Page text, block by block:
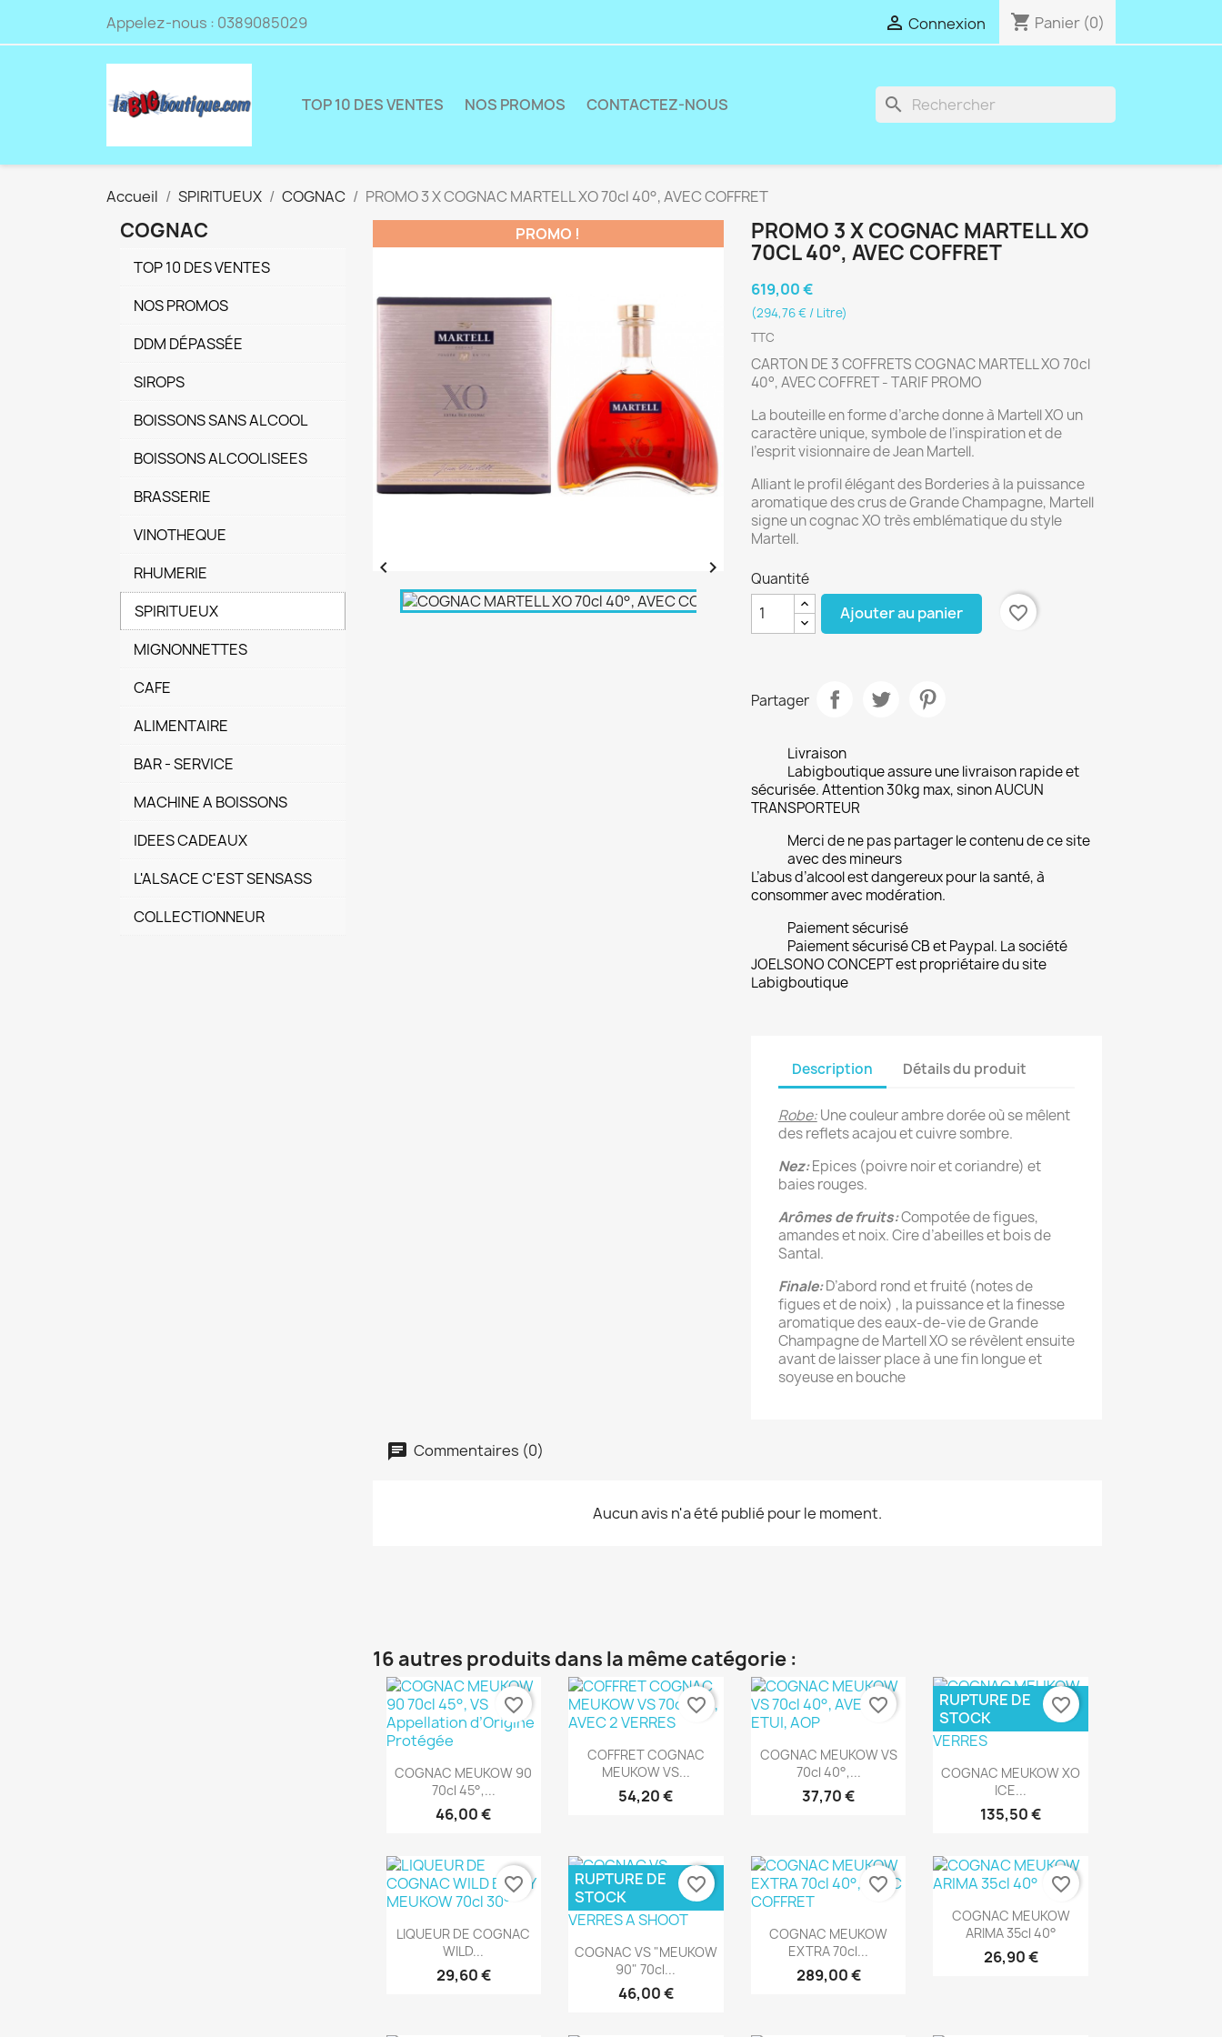
Appelez-nous : 0389085029  Connexion shopping_cart Panier (0)
TOP 10 DES VENTES NOS PROMOS CONTACTEZ-NOUS search
Accueil SPIRITUEUX COGNAC PROMO 3 X COGNAC MARTELL XO 70cl 40°, AVEC COFFRET
COGNAC
TOP 10 DES VENTES
NOS PROMOS
DDM DÉPASSÉE
SIROPS
BOISSONS SANS ALCOOL
BOISSONS ALCOOLISEES
BRASSERIE
VINOTHEQUE
RHUMERIE
SPIRITUEUX
MIGNONNETTES
CAFE
ALIMENTAIRE
BAR - SERVICE
MACHINE A BOISSONS
IDEES CADEAUX
L'ALSACE C'EST SENSASS
COLLECTIONNEUR
PROMO !
 
PROMO 3 X COGNAC MARTELL XO
70CL 40°, AVEC COFFRET
619,00 €
(294,76 € / Litre)
TTC
CARTON DE 3 COFFRETS COGNAC MARTELL XO 70cl
40°, AVEC COFFRET - TARIF PROMO
La bouteille en forme d’arche donne à Martell XO un
caractère unique, symbole de l’inspiration et de
l’esprit visionnaire de Jean Martell.
Alliant le profil élégant des Borderies à la puissance
aromatique des crus de Grande Champagne, Martell
signe un cognac XO très emblématique du style
Martell.
Quantité
Ajouter au panier favorite_border
Partager
Livraison
Labigboutique assure une livraison rapide et
sécurisée. Attention 30kg max, sinon AUCUN
TRANSPORTEUR
Merci de ne pas partager le contenu de ce site
avec des mineurs
L’abus d’alcool est dangereux pour la santé, à
consommer avec modération.
Paiement sécurisé
Paiement sécurisé CB et Paypal. La société
JOELSONO CONCEPT est propriétaire du site
Labigboutique
Description Détails du produit
Robe:Une couleur ambre dorée où se mêlent
des reflets acajou et cuivre sombre.
Nez:Epices (poivre noir et coriandre) et
baies rouges.
Arômes de fruits:Compotée de figues,
amandes et noix. Cire d’abeilles et bois de
Santal.
Finale:D’abord rond et fruité (notes de
figues et de noix) , la puissance et la finesse
aromatique des eaux-de-vie de Grande
Champagne de Martell XO se révèlent ensuite
avant de laisser place à une fin longue et
soyeuse en bouche
Commentaires (0)
Aucun avis n'a été publié pour le moment.
16 autres produits dans la même catégorie :
Aperçu rapide
COGNAC MEUKOW 90
70cl 45°,...
46,00 €
favorite_border
Aperçu rapide
COFFRET COGNAC
MEUKOW VS...
54,20 €
favorite_border
Aperçu rapide
COGNAC MEUKOW VS
70cl 40°,...
37,70 €
favorite_border
Aperçu rapide
COGNAC MEUKOW XO
ICE...
135,50 €
RUPTURE DE
STOCK
favorite_border
Aperçu rapide
LIQUEUR DE COGNAC
WILD...
29,60 €
favorite_border
Aperçu rapide
COGNAC VS "MEUKOW
90" 70cl...
46,00 €
RUPTURE DE
STOCK
favorite_border
Aperçu rapide
COGNAC MEUKOW
EXTRA 70cl...
289,00 €
favorite_border
Aperçu rapide
COGNAC MEUKOW
ARIMA 35cl 40°
26,90 €
favorite_border